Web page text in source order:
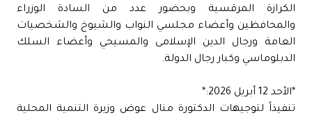
الكرازة المرقسية وبحضور عدد من السادة الوزراء
والمحافظين وأعضاء مجلسي النواب والشيوخ والشخصيات
العامة ورجال الدين الإسلامى والمسيحي وأعضاء السلك
الدبلوماسي وكبار رجال الدولة.
*الأحد 12 أبريل 2026:*
تنفيذاً لتوجيهات الدكتورة منال عوض وزيرة التنمية المحلية